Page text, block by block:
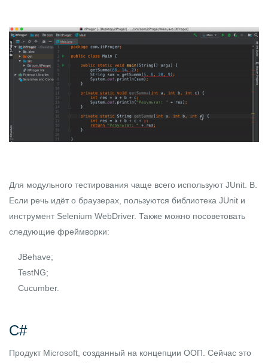
Для модульного тестирования чаще всего используют JUnit. В.
Если речь идёт о браузерах, пользуются библиотека JUnit и
инструмент Selenium WebDriver. Также можно посоветовать
следующие фреймворки:
JBehave;
TestNG;
Cucumber.
C#
Продукт Microsoft, созданный на концепции ООП. Сейчас это